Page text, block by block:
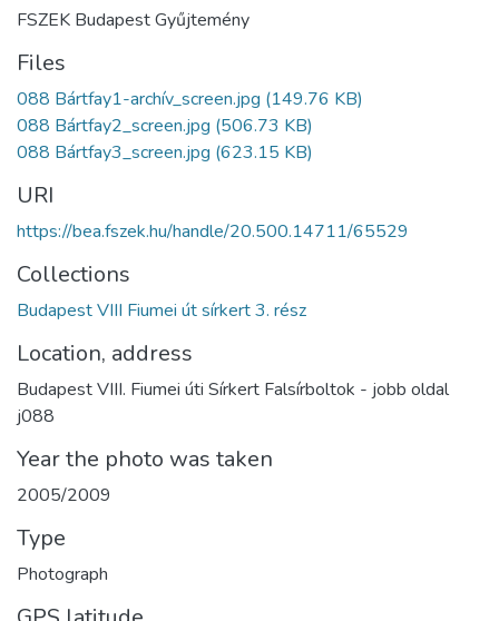
FSZEK Budapest Gyűjtemény
Files
088 Bártfay1-archív_screen.jpg (149.76 KB)
088 Bártfay2_screen.jpg (506.73 KB)
088 Bártfay3_screen.jpg (623.15 KB)
URI
https://bea.fszek.hu/handle/20.500.14711/65529
Collections
Budapest VIII Fiumei út sírkert 3. rész
Location, address
Budapest VIII. Fiumei úti Sírkert Falsírboltok - jobb oldal
j088
Year the photo was taken
2005/2009
Type
Photograph